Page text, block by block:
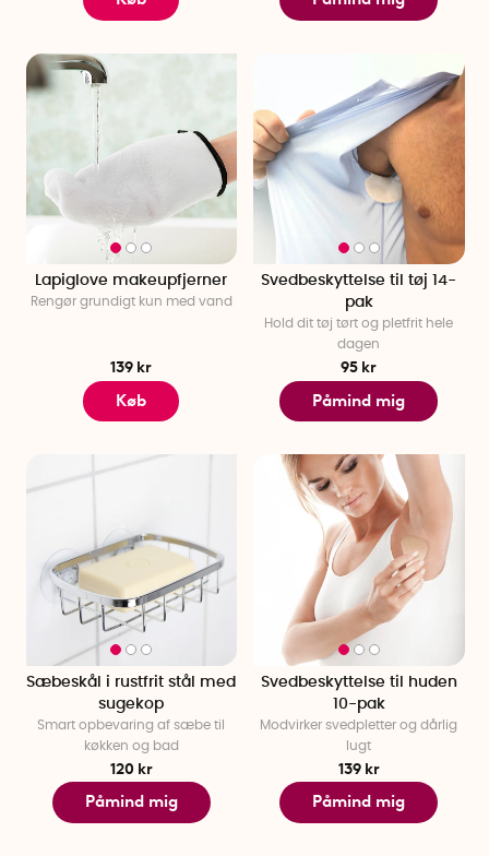
Lapiglove makeupfjerner
Rengør grundigt kun med vand
139 kr
Køb
Svedbeskyttelse til tøj 14-
pak
Hold dit tøj tørt og pletfrit hele
dagen
95 kr
Påmind mig
Sæbeskål i rustfrit stål med
sugekop
Smart opbevaring af sæbe til
køkken og bad
120 kr
Påmind mig
Svedbeskyttelse til huden
10-pak
Modvirker svedpletter og dårlig
lugt
139 kr
Påmind mig